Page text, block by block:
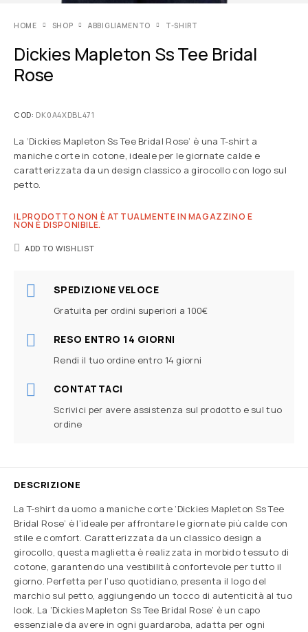
HOME SHOP ABBIGLIAMENTO T-SHIRT
Dickies Mapleton Ss Tee Bridal
Rose
COD: DK0A4XDBL471
La ‘Dickies Mapleton Ss Tee Bridal Rose’ è una T-shirt a
maniche corte in cotone, ideale per le giornate calde e
caratterizzata da un design classico a girocollo con logo sul
petto.
IL PRODOTTO NON È ATTUALMENTE IN MAGAZZINO E
NON È DISPONIBILE.
ADD TO WISHLIST
SPEDIZIONE VELOCE
Gratuita per ordini superiori a 100€
RESO ENTRO 14 GIORNI
Rendi il tuo ordine entro 14 giorni
CONTATTACI
Scrivici per avere assistenza sul prodotto e sul tuo
ordine
DESCRIZIONE
La T-shirt da uomo a maniche corte ‘Dickies Mapleton Ss Tee
Bridal Rose’ è l’ideale per affrontare le giornate più calde con
stile e comfort. Caratterizzata da un classico design a
girocollo, questa maglietta è realizzata in morbido tessuto di
cotone, garantendo una vestibilità confortevole per tutto il
giorno. Perfetta per l’uso quotidiano, presenta il logo del
marchio sul petto, aggiungendo un tocco di autenticità al tuo
look. La ‘Dickies Mapleton Ss Tee Bridal Rose’ è un capo
essenziale da avere in ogni guardaroba, adatta per ogni